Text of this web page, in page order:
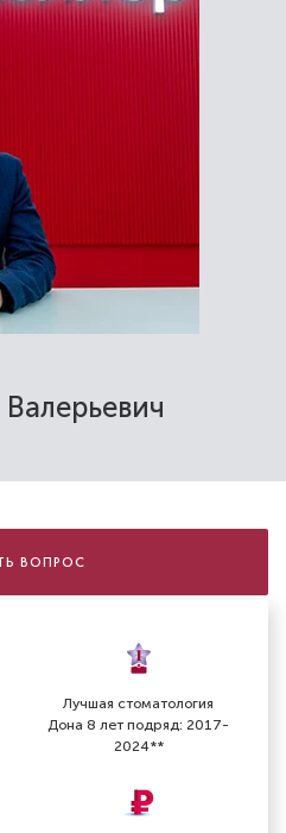
ВОПРОС
Лучшая стоматология
Дона 8 лет подряд: 2017-
2024**